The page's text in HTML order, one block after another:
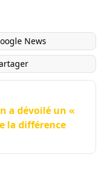
News
a dévoilé un «
la différence